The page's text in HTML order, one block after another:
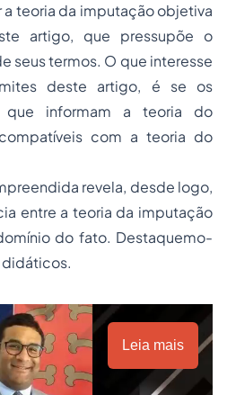
a teoria da imputação objetiva
artigo, que pressupõe o
seus termos. O que interesse
deste artigo, é se os
que informam a teoria do
com a teoria do
revela, desde logo,
entre a teoria da imputação
do fato. Destaquemo-
didáticos.
Leia mais